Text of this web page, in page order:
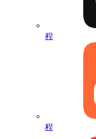
程
程